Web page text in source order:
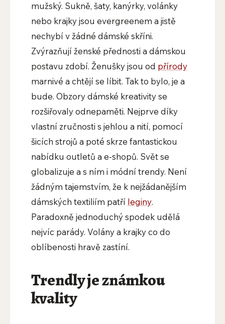
mužský. Sukně, šaty, kanýrky, volánky
nebo krajky jsou evergreenem a jistě
nechybí v žádné dámské skříni.
Zvýrazňují ženské přednosti a dámskou
postavu zdobí. Ženušky jsou od přírody
marnivé a chtějí se líbit. Tak to bylo, je a
bude. Obzory dámské kreativity se
rozšiřovaly odnepaměti. Nejprve díky
vlastní zručnosti s jehlou a nití, pomocí
šicích strojů a poté skrze fantastickou
nabídku outletů a e-shopů. Svět se
globalizuje a s ním i módní trendy. Není
žádným tajemstvím, že k nejžádanějším
dámských textiliím patří leginy.
Paradoxně jednoduchý spodek udělá
nejvíc parády. Volány a krajky co do
oblíbenosti hravě zastíní.
​Trendly je známkou
kvality